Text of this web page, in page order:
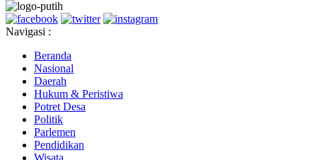
Navigasi :
Beranda
Nasional
Daerah
Hukum & Peristiwa
Potret Desa
Politik
Parlemen
Pendidikan
Wisata